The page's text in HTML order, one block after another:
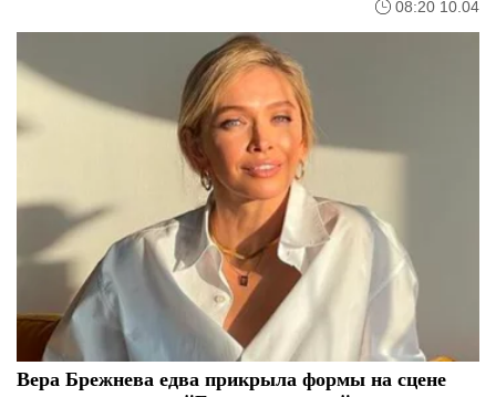
08:20 10.04
Вера Брежнева едва прикрыла формы на сцене